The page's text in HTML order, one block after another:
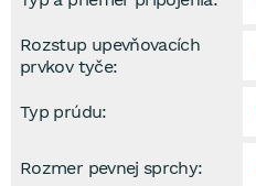
Rozstup upevňovacích
prvkov tyče:
Typ prúdu:
Rozmer pevnej sprchy: